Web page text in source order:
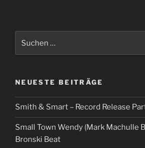
nach:
NEUESTE BEITRÄGE
Smith & Smart – Record Release
Small Town Wendy (Mark Machulle
Bronski Beat